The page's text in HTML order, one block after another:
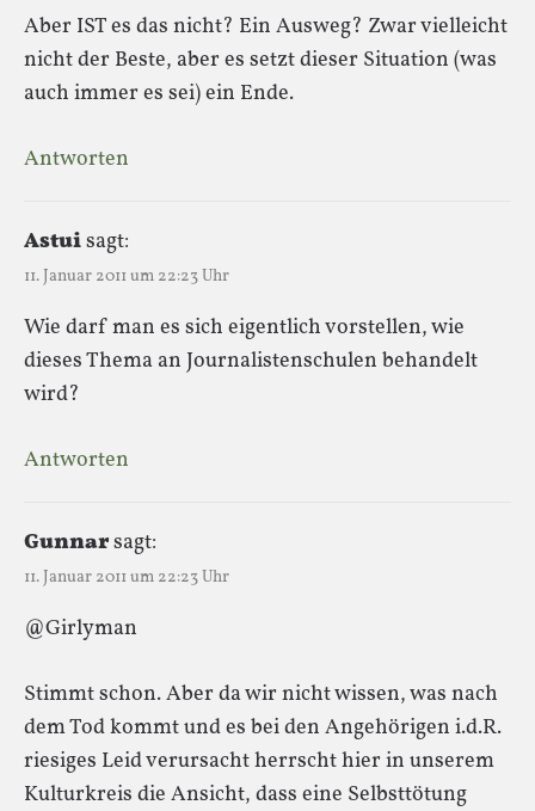
Aber IST es das nicht? Ein Ausweg? Zwar vielleicht
nicht der Beste, aber es setzt dieser Situation (was
auch immer es sei) ein Ende.
Antworten
Astuisagt:
11. Januar 2011 um 22:23 Uhr
Wie darf man es sich eigentlich vorstellen, wie
dieses Thema an Journalistenschulen behandelt
wird?
Antworten
Gunnarsagt:
11. Januar 2011 um 22:23 Uhr
@Girlyman
Stimmt schon. Aber da wir nicht wissen, was nach
dem Tod kommt und es bei den Angehörigen i.d.R.
riesiges Leid verursacht herrscht hier in unserem
Kulturkreis die Ansicht, dass eine Selbsttötung